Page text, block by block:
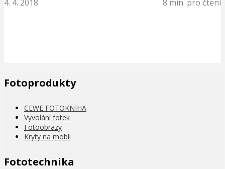
4. 4. 2018
8 min. pro čtení
Fotoprodukty
CEWE FOTOKNIHA
Vyvolání fotek
Fotoobrazy
Kryty na mobil
Fototechnika